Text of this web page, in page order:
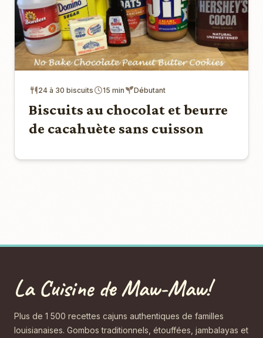
24 à 30 biscuits 15 min Débutant
Biscuits au chocolat et beurre
de cacahuète sans cuisson
La Cuisine de Maw-Maw!
Plus de 1 500 recettes cajuns authentiques de familles
louisianaises. Gombos traditionnels, étouffées, jambalayas et